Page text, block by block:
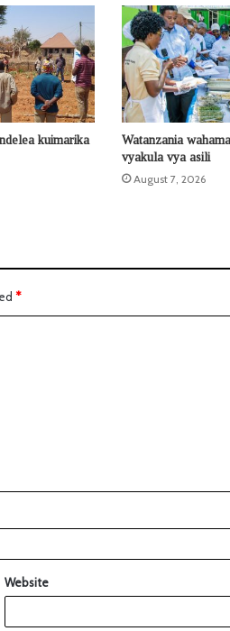
kuimarika
Watanzania
vyakula vya asili
August 7, 2026
*
Website